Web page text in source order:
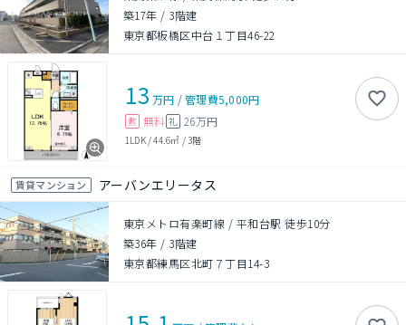
築17年 / 3階建
東京都板橋区中台１丁目46-22
13 万円 /管理費5,000円
敷 無料 礼 26万円
1LDK/44.6㎡ /3階
賃貸マンション アーバンエリータス
東京メトロ有楽町線 / 平和台駅 徒歩10分
築36年 / 3階建
東京都練馬区北町７丁目14-3